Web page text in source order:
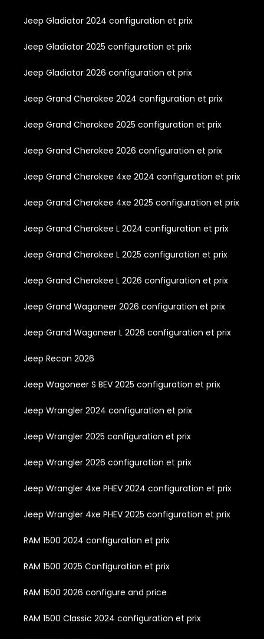
Jeep Gladiator 2024 configuration et prix
Jeep Gladiator 2025 configuration et prix
Jeep Gladiator 2026 configuration et prix
Jeep Grand Cherokee 2024 configuration et prix
Jeep Grand Cherokee 2025 configuration et prix
Jeep Grand Cherokee 2026 configuration et prix
Jeep Grand Cherokee 4xe 2024 configuration et prix
Jeep Grand Cherokee 4xe 2025 configuration et prix
Jeep Grand Cherokee L 2024 configuration et prix
Jeep Grand Cherokee L 2025 configuration et prix
Jeep Grand Cherokee L 2026 configuration et prix
Jeep Grand Wagoneer 2026 configuration et prix
Jeep Grand Wagoneer L 2026 configuration et prix
Jeep Recon 2026
Jeep Wagoneer S BEV 2025 configuration et prix
Jeep Wrangler 2024 configuration et prix
Jeep Wrangler 2025 configuration et prix
Jeep Wrangler 2026 configuration et prix
Jeep Wrangler 4xe PHEV 2024 configuration et prix
Jeep Wrangler 4xe PHEV 2025 configuration et prix
RAM 1500 2024 configuration et prix
RAM 1500 2025 Configuration et prix
RAM 1500 2026 configure and price
RAM 1500 Classic 2024 configuration et prix